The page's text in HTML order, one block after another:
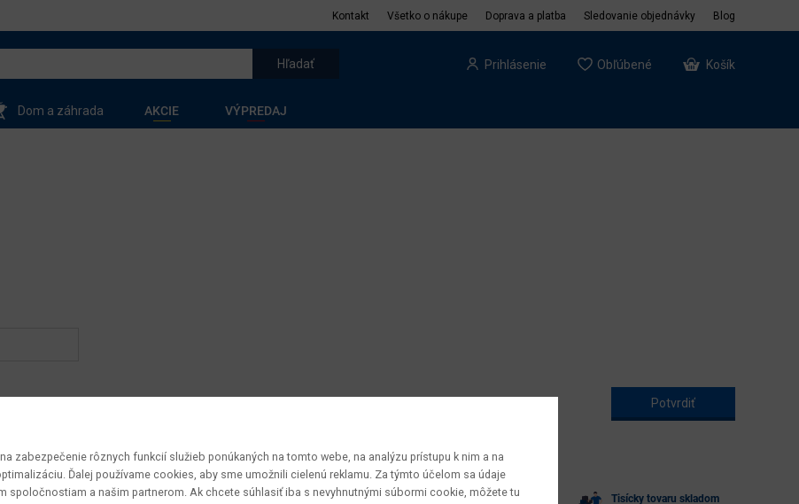
Kontakt Všetko o nákupe Doprava a platba Sledovanie objednávky Blog
Prihlásenie Obľúbené Košík
Dom a záhrada AKCIE VÝPREDAJ
Vrátenie tovaru do 30 dní
Top ceny
Tisícky tovaru skladom
zabezpečenie rôznych funkcií služieb ponúkaných na tomto webe, na analýzu prístupu k nim a na
Ďalej používame cookies, aby sme umožnili cielenú reklamu. Za týmto účelom sa údaje
spoločnostiam a našim partnerom. Ak chcete súhlasiť iba s nevyhnutnými súbormi cookie, môžete tu